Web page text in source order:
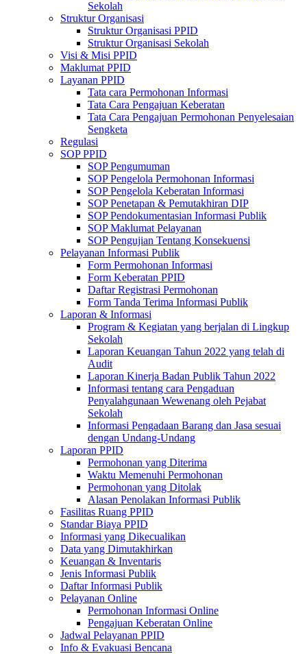
Sekolah
Struktur Organisasi
Struktur Organisasi PPID
Struktur Organisasi Sekolah
Visi & Misi PPID
Maklumat PPID
Layanan PPID
Tata cara Permohonan Informasi
Tata Cara Pengajuan Keberatan
Tata Cara Pengajuan Permohonan Penyelesaian
Sengketa
Regulasi
SOP PPID
SOP Pengumuman
SOP Pengelola Permohonan Informasi
SOP Pengelola Keberatan Informasi
SOP Penetapan & Pemutakhiran DIP
SOP Pendokumentasian Informasi Publik
SOP Maklumat Pelayanan
SOP Pengujian Tentang Konsekuensi
Pelayanan Informasi Publik
Form Permohonan Informasi
Form Keberatan PPID
Daftar Registrasi Permohonan
Form Tanda Terima Informasi Publik
Laporan & Informasi
Program & Kegiatan yang berjalan di Lingkup
Sekolah
Laporan Keuangan Tahun 2022 yang telah di
Audit
Laporan Kinerja Badan Publik Tahun 2022
Informasi tentang cara Pengaduan
Penyalahgunaan Wewenang oleh Pejabat
Sekolah
Informasi Pengadaan Barang dan Jasa sesuai
dengan Undang-Undang
Laporan PPID
Permohonan yang Diterima
Waktu Memenuhi Permohonan
Permohonan yang Ditolak
Alasan Penolakan Informasi Publik
Fasilitas Ruang PPID
Standar Biaya PPID
Informasi yang Dikecualikan
Data yang Dimutakhirkan
Keuangan & Inventaris
Jenis Informasi Publik
Daftar Informasi Publik
Pelayanan Online
Permohonan Informasi Online
Pengajuan Keberatan Online
Jadwal Pelayanan PPID
Info & Evakuasi Bencana